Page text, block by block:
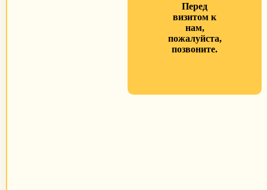
Перед
визитом к
нам,
пожалуйста,
позвоните.